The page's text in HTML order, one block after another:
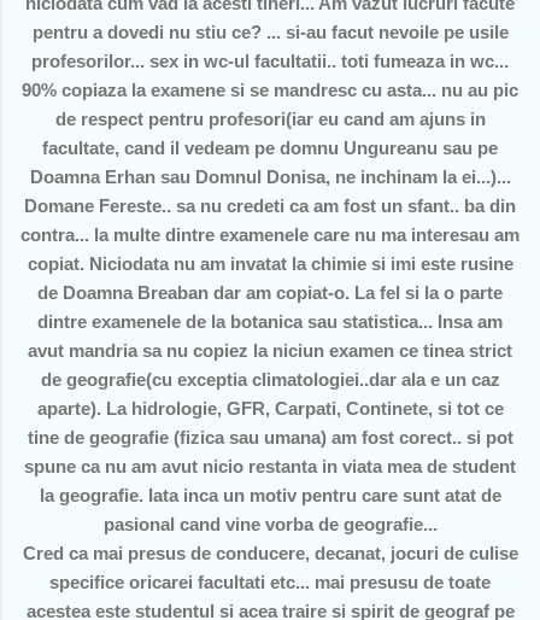
pentru a dovedi nu stiu ce? ... si-au facut nevoile pe usile
profesorilor... sex in wc-ul facultatii.. toti fumeaza in wc...
90% copiaza la examene si se mandresc cu asta... nu au pic
de respect pentru profesori(iar eu cand am ajuns in
facultate, cand il vedeam pe domnu Ungureanu sau pe
Doamna Erhan sau Domnul Donisa, ne inchinam la ei...)...
Domane Fereste.. sa nu credeti ca am fost un sfant.. ba din
contra... la multe dintre examenele care nu ma interesau am
copiat. Niciodata nu am invatat la chimie si imi este rusine
de Doamna Breaban dar am copiat-o. La fel si la o parte
dintre examenele de la botanica sau statistica... Insa am
avut mandria sa nu copiez la niciun examen ce tinea strict
de geografie(cu exceptia climatologiei..dar ala e un caz
aparte). La hidrologie, GFR, Carpati, Continete, si tot ce
tine de geografie (fizica sau umana) am fost corect.. si pot
spune ca nu am avut nicio restanta in viata mea de student
la geografie. Iata inca un motiv pentru care sunt atat de
pasional cand vine vorba de geografie...
Cred ca mai presus de conducere, decanat, jocuri de culise
specifice oricarei facultati etc... mai presusu de toate
acestea este studentul si acea traire si spirit de geograf pe